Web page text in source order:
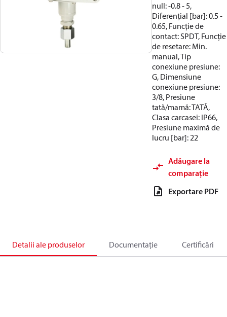
null: -0.8 - 5,
Diferențial [bar]: 0.5 -
0.65, Funcție de
contact: SPDT, Funcție
de resetare: Min.
manual, Tip
conexiune presiune:
G, Dimensiune
conexiune presiune:
3/8, Presiune
tată/mamă: TATĂ,
Clasa carcasei: IP66,
Presiune maximă de
lucru [bar]: 22
Adăugare la
comparație
Exportare PDF
Detalii ale produselor Documentație Certificări